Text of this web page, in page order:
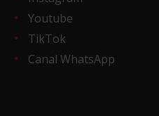
Youtube
TikTok
Canal WhatsApp